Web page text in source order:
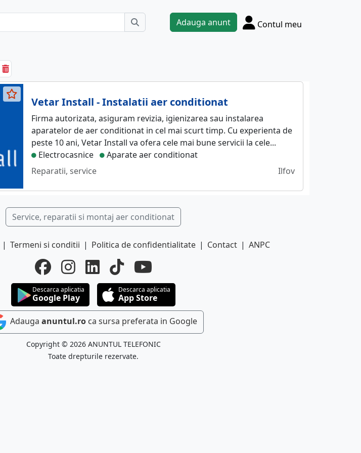
Adauga anunt Contul meu
Vetar Install - Instalatii aer conditionat
Firma autorizata, asiguram revizia, igienizarea sau instalarea
aparatelor de aer conditionat in cel mai scurt timp. Cu experienta de
peste 10 ani, Vetar Install va ofera cele mai bune servicii la cele...
Electrocasnice
Aparate aer conditionat
Reparatii, service
Ilfov
Service, reparatii si montaj aer conditionat
| Termeni si conditii | Politica de confidentialitate | Contact | ANPC
Descarca aplicatia
Google Play
Descarca aplicatia
App Store
Adauga anuntul.roca sursa preferata in Google
Copyright © 2026 ANUNTUL TELEFONIC
Toate drepturile rezervate.